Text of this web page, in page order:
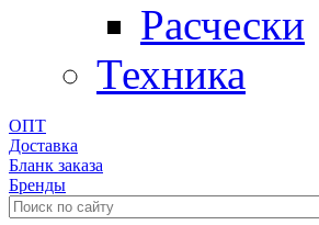
Расчески
Техника
ОПТ
Доставка
Бланк заказа
Бренды